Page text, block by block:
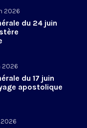
2026
du 24 juin
2026
du 17 juin
apostolique